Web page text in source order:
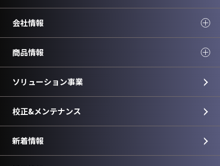
会社情報
商品情報
ソリューション事業
校正&メンテナンス
新着情報